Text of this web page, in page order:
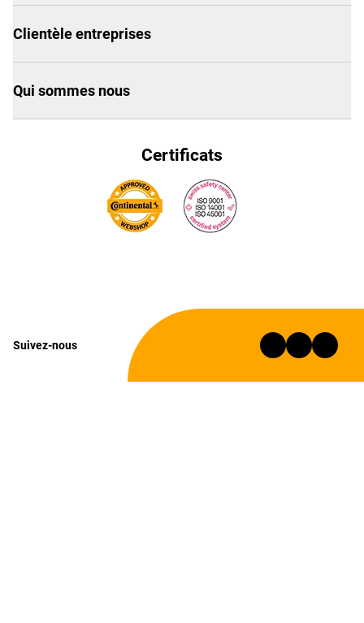
Clientèle entreprises
Qui sommes nous
Certificats
Suivez-nous